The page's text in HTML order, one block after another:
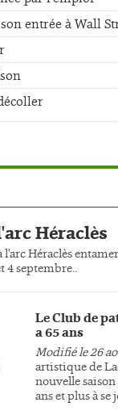
entrée à Wall
Héraclès
Héraclès
septembre..
Le Club de
a 65 ans
Modifié le 26
artistique de
nouvelle
ans et plus à se